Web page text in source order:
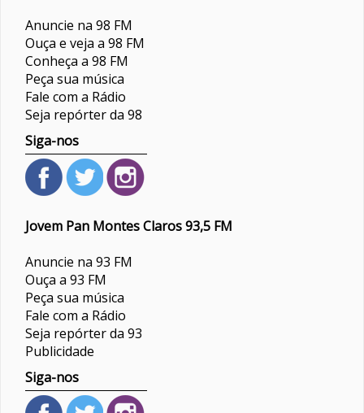
Anuncie na 98 FM
Ouça e veja a 98 FM
Conheça a 98 FM
Peça sua música
Fale com a Rádio
Seja repórter da 98
Siga-nos
Jovem Pan Montes Claros 93,5 FM
Anuncie na 93 FM
Ouça a 93 FM
Peça sua música
Fale com a Rádio
Seja repórter da 93
Publicidade
Siga-nos